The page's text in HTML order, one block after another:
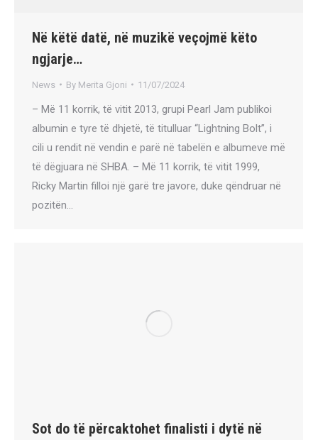
Në këtë datë, në muzikë veçojmë këto
ngjarje…
News By Merita Gjoni 11/07/2024
– Më 11 korrik, të vitit 2013, grupi Pearl Jam publikoi
albumin e tyre të dhjetë, të titulluar “Lightning Bolt”, i
cili u rendit në vendin e parë në tabelën e albumeve më
të dëgjuara në SHBA. – Më 11 korrik, të vitit 1999,
Ricky Martin filloi një garë tre javore, duke qëndruar në
pozitën…
Sot do të përcaktohet finalisti i dytë në